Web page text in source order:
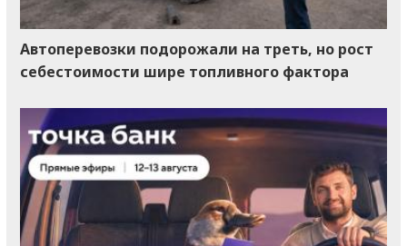
Автоперевозки подорожали на треть, но рост
себестоимости шире топливного фактора